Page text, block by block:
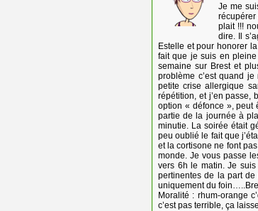
Je me
récupérer
plait !!!
dire. Il
Estelle et pour honorer
fait que je suis en
semaine sur Brest et
problème c’est quand
petite crise allergique
répétition, et j’en passe,
option « défonce », peut
partie de la journée à
minutie. La soirée était
peu oublié le fait que
et la cortisone ne font
monde. Je vous passe
vers 6h le matin. Je
pertinentes de la part de
uniquement du
Moralité : rhum-orange
c’est pas terrible, ça